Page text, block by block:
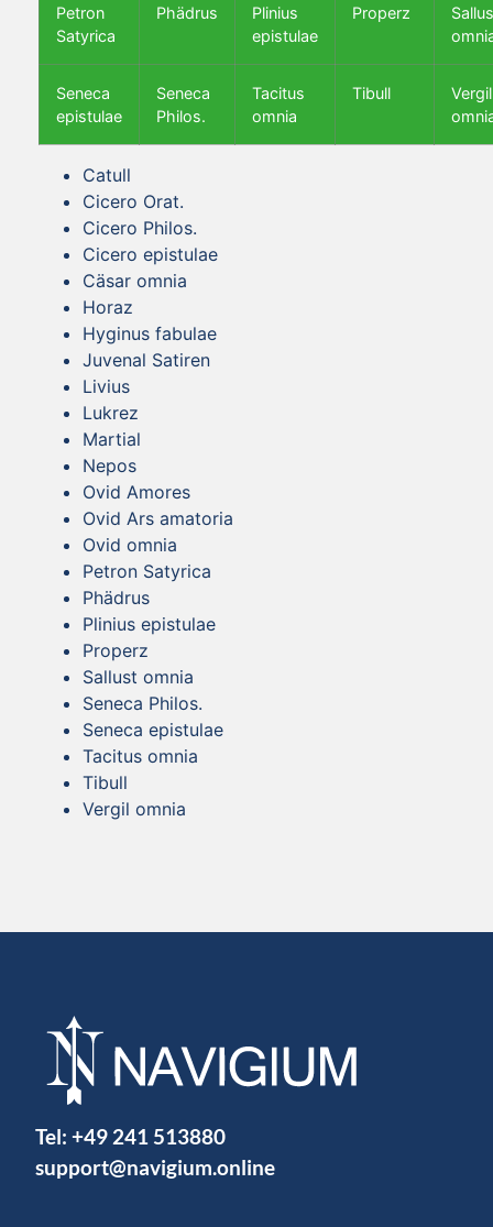
Petron
Satyrica
Phädrus
Plinius
epistulae
Properz
Seneca
epistulae
Seneca
Philos.
Tacitus
omnia
Tibull
Vergil
Catull
Cicero Orat.
Cicero Philos.
Cicero epistulae
Cäsar omnia
Horaz
Hyginus fabulae
Juvenal Satiren
Livius
Lukrez
Martial
Nepos
Ovid Amores
Ovid Ars amatoria
Ovid omnia
Petron Satyrica
Phädrus
Plinius epistulae
Properz
Sallust omnia
Seneca Philos.
Seneca epistulae
Tacitus omnia
Tibull
Vergil omnia
Tel: +49 241 513880
support@navigium.online